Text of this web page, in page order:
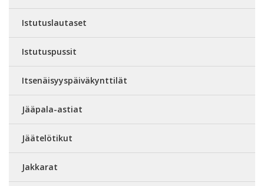
Istutuslautaset
Istutuspussit
Itsenäisyyspäiväkynttilät
Jääpala-astiat
Jäätelötikut
Jakkarat